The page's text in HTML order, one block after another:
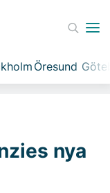
Öresund
nya